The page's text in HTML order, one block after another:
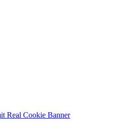
Real Cookie Banner